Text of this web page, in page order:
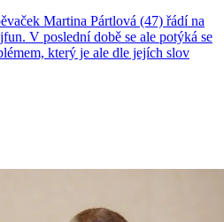
Martina Pártlová (47) řádí na
V poslední době se ale potýká se
který je ale dle jejích slov